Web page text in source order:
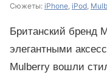
Сюжеты: iPhone, iPod,
Британский бренд
элегантными
Mulberry вошли